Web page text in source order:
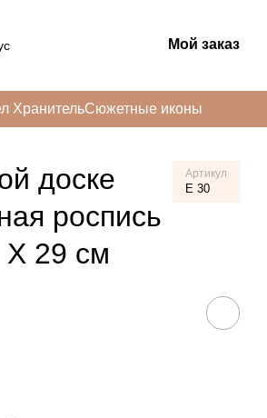
Мой заказ
ХранительСюжетные иконы
доске
роспись
Х 29 см
Артикул
E 30